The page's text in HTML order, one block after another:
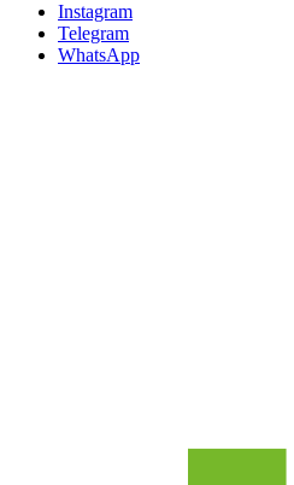
Instagram
Telegram
WhatsApp